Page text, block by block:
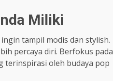
Miliki
tampil modis dan stylish.
percaya diri. Berfokus pada
terinspirasi oleh budaya pop